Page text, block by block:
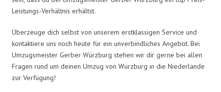
Leistungs-Verhältnis erhältst.
Überzeuge dich selbst von unserem erstklassigen Service und
kontaktiere uns noch heute für ein unverbindliches Angebot. Bei
Umzugsmeister Gerber Würzburg stehen wir dir gerne bei allen
Fragen rund um deinen Umzug von Würzburg in die Niederlande
zur Verfügung!